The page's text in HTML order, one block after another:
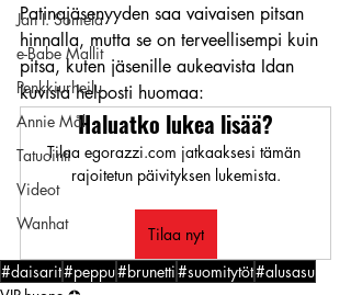
Jan I. Somela
e-Babe Mallit
Penkkiurheilu
Annie Mål
Tatuointi
Videot
Wanhat
Patinajäsenyyden saa vaivaisen pitsan
hinnalla, mutta se on terveellisempi kuin
pitsa, kuten jäsenille aukeavista Idan
kuvista helposti huomaa:
Haluatko lukea lisää?
Tilaa egorazzi.com jatkaaksesi tämän
rajoitetun päivityksen lukemista.
Tilaa nyt
#daisarit#peppu#brunetti#suomitytöt#alusasu